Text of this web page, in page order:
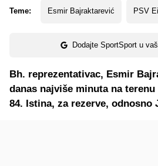
Teme: Esmir Bajraktarević PSV
Dodajte SportSport u
Bh. reprezentativac, Esmir
danas najviše minuta na terenu
84. Istina, za rezerve, odnosno